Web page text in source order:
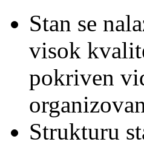
Stan se
visok
pokriven
Strukturu